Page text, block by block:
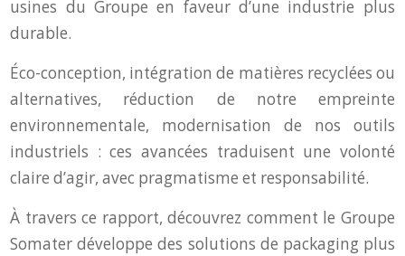
usines du Groupe en faveur d’une industrie plus
durable.
Éco-conception, intégration de matières recyclées ou
alternatives, réduction de notre empreinte
environnementale, modernisation de nos outils
industriels : ces avancées traduisent une volonté
claire d’agir, avec pragmatisme et responsabilité.
À travers ce rapport, découvrez comment le Groupe
Somater développe des solutions de packaging plus